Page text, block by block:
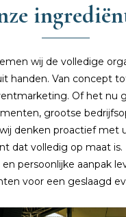
wij de volledige
handen. Van concept
Of het nu
grootse
denken proactief met
dat volledig op maat
persoonlijke aanpak
voor een geslaagd